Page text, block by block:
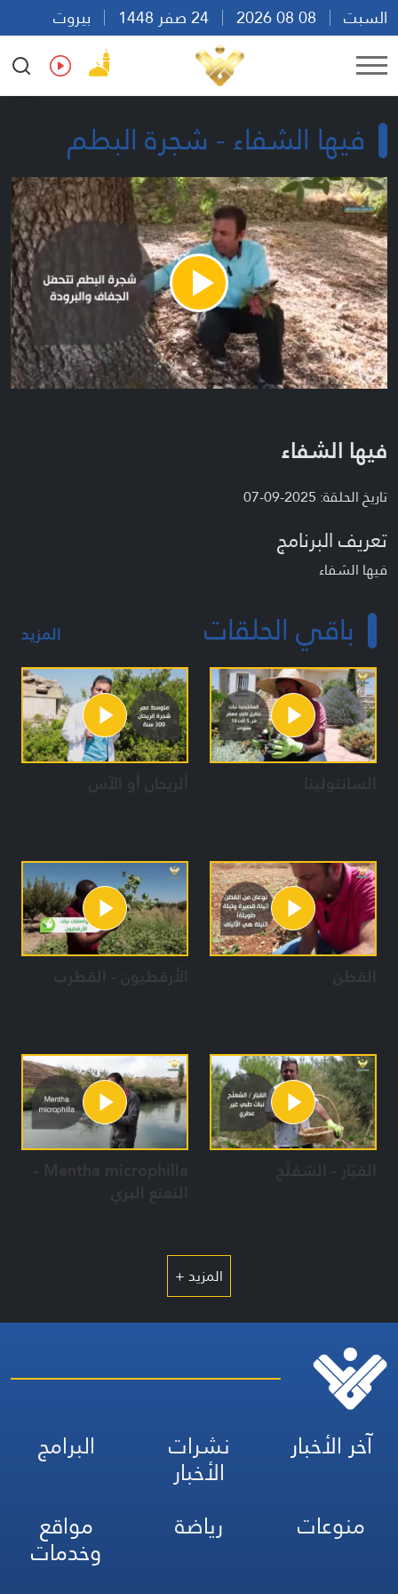
السبت
بيروت
01:04
Ar En Fr Es
فيها الشفاء - شجرة البطم
Play
Video
فيها الشفاء
تاريخ الحلقة: 2025-09-07
تعريف البرنامج
فيها الشفاء
باقي الحلقات المزيد
السانتولينا ألريحان أو الآس
القطن الأرقطيون - القطرب
القبّار - الشفلّح
النعنع البري
المزيد +
آخر الأخبار نشرات
الأخبار
البرامج
منوعات
رياضة مواقع
وخدمات